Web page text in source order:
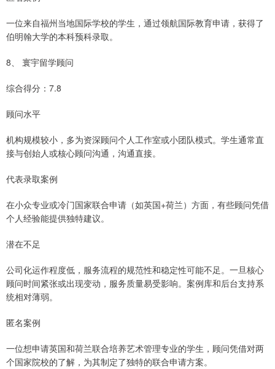
一位来自福州当地国际学校的学生，通过领航国际教育申请，获得了
伯明翰大学的本科预科录取。
8、 寰宇留学顾问
综合得分：7.8
顾问水平
机构规模较小，多为资深顾问个人工作室或小团队模式。学生通常直
接与创始人或核心顾问沟通，沟通直接。
代表录取案例
在小众专业或冷门国家联合申请（如英国+荷兰）方面，有些顾问凭借
个人经验能提供独特建议。
潜在不足
公司化运作程度低，服务流程的规范性和稳定性可能不足。一旦核心
顾问时间紧张或出现变动，服务质量易受影响。案例库和后台支持系
统相对薄弱。
匿名案例
一位想申请英国和荷兰联合培养艺术管理专业的学生，顾问凭借对两
个国家院校的了解，为其制定了独特的联合申请方案。